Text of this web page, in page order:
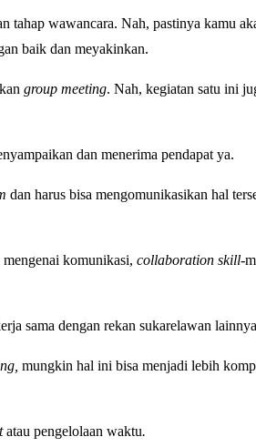
tahap wawancara. Nah, pastinya kamu
baik dan meyakinkan.
group meeting. Nah, kegiatan satu ini
dan menerima pendapat ya.
dan harus bisa mengomunikasikan hal
komunikasi, collaboration skill-
sama dengan rekan sukarelawan
mungkin hal ini bisa menjadi lebih
atau pengelolaan waktu.